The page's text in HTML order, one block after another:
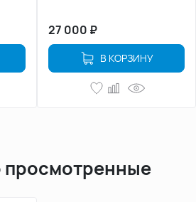
27 000 ₽
В КОРЗИНУ
просмотренные